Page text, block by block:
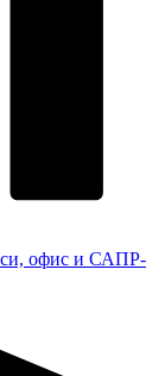
офис и САПР-